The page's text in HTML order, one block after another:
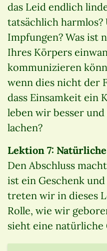
das Leid endlich
tatsächlich
Impfungen? Was ist
Ihres Körpers
kommunizieren
wenn dies nicht der
dass Einsamkeit ein
leben wir besser
lachen?
Lektion 7:
Den Abschluss
ist ein Geschenk
treten wir in dieses
Rolle, wie wir
sieht eine natürliche